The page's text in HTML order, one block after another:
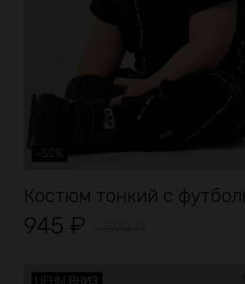
-50%
Костюм тонкий с
945 ₽